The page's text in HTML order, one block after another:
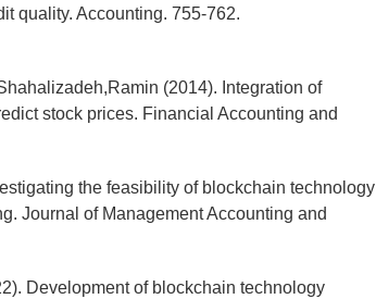
quality. Accounting. 755-762.
(2014). Integration of
stock prices. Financial Accounting and
the feasibility of blockchain technology
Journal of Management Accounting and
Development of blockchain technology